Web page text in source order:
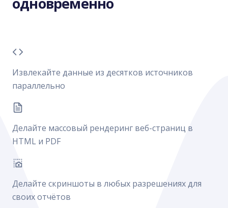
Извлекайте данные из десятков источников
параллельно
Делайте массовый рендеринг веб-страниц в
HTML и PDF
Делайте скриншоты в любых разрешениях для
своих отчётов